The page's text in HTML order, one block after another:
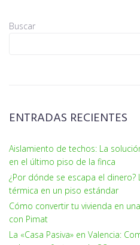
Buscar
ENTRADAS RECIENTES
Aislamiento de techos: La
en el último piso de la finca
¿Por dónde se escapa el
térmica en un piso estándar
Cómo convertir tu vivienda en
con Pimat
La «Casa Pasiva» en Valencia: